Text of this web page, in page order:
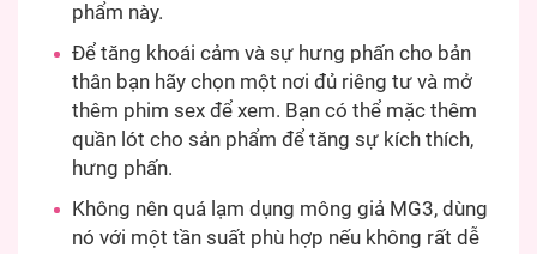
phẩm này.
Để tăng khoái cảm và sự hưng phấn cho bản
thân bạn hãy chọn một nơi đủ riêng tư và mở
thêm phim sex để xem. Bạn có thể mặc thêm
quần lót cho sản phẩm để tăng sự kích thích,
hưng phấn.
Không nên quá lạm dụng mông giả MG3, dùng
nó với một tần suất phù hợp nếu không rất dễ